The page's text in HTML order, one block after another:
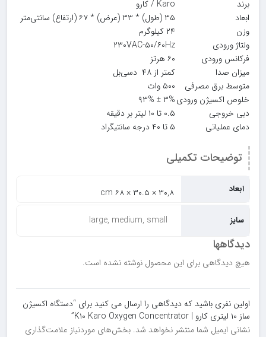
برند
Karo / کارو
ابعاد
۳۵ (طول) * ۳۳ (عرض) * ۶۷ (ارتفاع) سانتی‌متر
وزن
۲۴ کیلوگرم
ولتاژ ورودی
۲۳۰VAC-۵۰/۶۰Hz
فرکانس ورودی
۶۰ هرتز
میزان صدا
کمتر از ۴۸ دسی‌بل
متوسط برق مصرفی
۵۰۰ وات
خلوص اکسیژن ورودی۳% ± ۹۳%
دبی خروجی
۰.۵ تا ۱۰ لیتر بر دقیقه
دمای عملیاتی
۵ تا ۴۰ درجه سانتیگراد
توضیحات تکمیلی
ابعاد ۳۰,۸ × ۳۰.۵ × ۶۸ cm
سایز large, medium, small
دیدگاهها
هیچ دیدگاهی برای این محصول نوشته نشده است.
اولین نفری باشید که دیدگاهی را ارسال می کنید برای “دستگاه اکسیژن
ساز ۱۰ لیتری کارو | K۱۰ Karo Oxygen Concentrator”
نشانی ایمیل شما منتشر نخواهد شد. بخش‌های موردنیاز علامت‌گذاری